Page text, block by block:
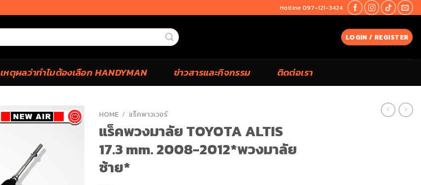
Hotline 097-121-3424
LOGIN / REGISTER
เหตุผลว่าทำไมต้องเลือก HANDYMAN ข่าวสารและกิจกรรม ติดต่อเรา
HOME / แร็คพาวเวอร์
แร็คพวงมาลัย TOYOTA ALTIS
17.3 mm. 2008-2012*พวงมาลัย
ซ้าย*